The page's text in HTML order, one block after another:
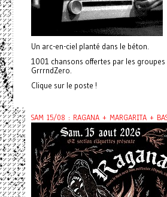
Un arc-en-ciel planté dans le béton.
1001 chansons offertes par les
GrrrndZero.
Clique sur le poste !
SAM 15/08 : RAGANA + MARGARITA +